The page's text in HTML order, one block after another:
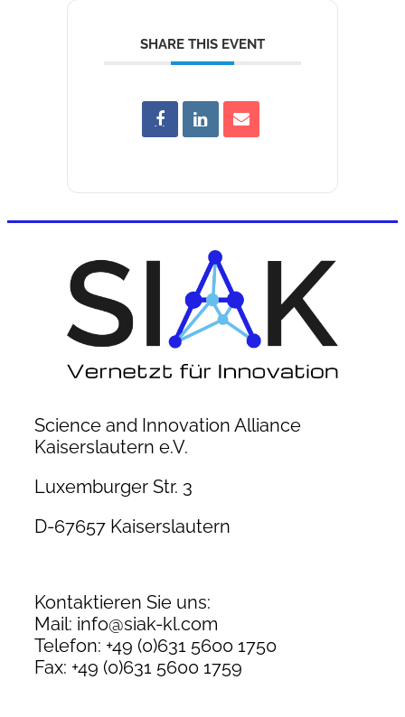
SHARE THIS EVENT
Science and Innovation Alliance
Kaiserslautern e.V.
Luxemburger Str. 3
D-67657 Kaiserslautern
Kontaktieren Sie uns:
Mail: info@siak-kl.com
Telefon: +49 (0)631 5600 1750
Fax: +49 (0)631 5600 1759